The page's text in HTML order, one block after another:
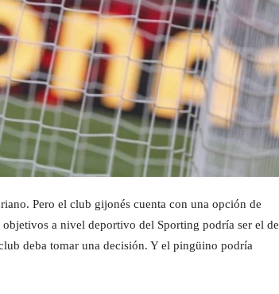
Pero el club gijonés cuenta con una opción de
a nivel deportivo del Sporting podría ser el de
deba tomar una decisión. Y el pingüino podría